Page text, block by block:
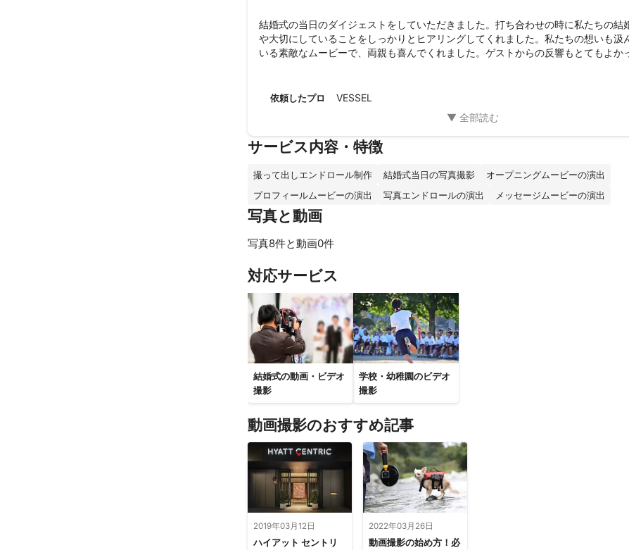
結婚式の当日のダイジェストをしていただきました。打ち合わせの時に私たちの結
や大切にしていることをしっかりとヒアリングしてくれました。私たちの想いも汲
いる素敵なムービーで、両親も喜んでくれました。ゲストからの反響もとてもよか
依頼したプロ VESSEL
サービス内容・特徴
撮って出しエンドロール制作 結婚式当日の写真撮影
オープニングムービーの演出
プロフィールムービーの演出
写真エンドロールの演出 メッセージムービーの演出
写真と動画
写真8件と動画0件
対応サービス
結婚式の動画・ビデオ
撮影
学校・幼稚園のビデオ
撮影
動画撮影のおすすめ記事
2019年03月12日
ハイアット セントリ
2022年03月26日
動画撮影の始め方！必